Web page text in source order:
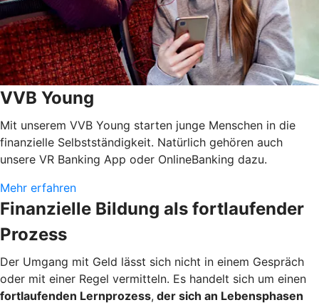
VVB Young
Mit unserem VVB Young starten junge Menschen in die
finanzielle Selbstständigkeit. Natürlich gehören auch
unsere VR Banking App oder OnlineBanking dazu.
Mehr erfahren
Finanzielle Bildung als fortlaufender
Prozess
Der Umgang mit Geld lässt sich nicht in einem Gespräch
oder mit einer Regel vermitteln. Es handelt sich um einen
fortlaufenden Lernprozess, der sich an Lebensphasen